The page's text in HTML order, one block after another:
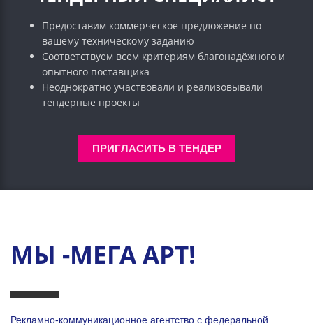
Предоставим коммерческое предложение по
вашему техническому заданию
Соответствуем всем критериям благонадёжного и
опытного поставщика
Неоднократно участвовали и реализовывали
тендерные проекты
ПРИГЛАСИТЬ В ТЕНДЕР
МЫ -МЕГА АРТ!
Рекламно-коммуникационное агентство с федеральной